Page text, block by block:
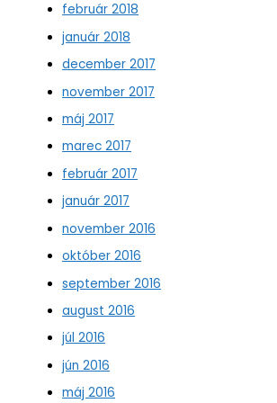
február 2018
január 2018
december 2017
november 2017
máj 2017
marec 2017
február 2017
január 2017
november 2016
október 2016
september 2016
august 2016
júl 2016
jún 2016
máj 2016